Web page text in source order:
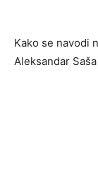
Kako se navodi
Aleksandar